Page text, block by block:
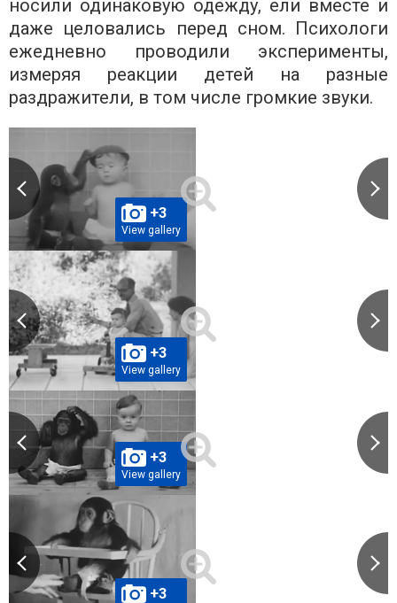
носили одинаковую одежду, ели вместе и
даже целовались перед сном. Психологи
ежедневно проводили эксперименты,
измеряя реакции детей на разные
раздражители, в том числе громкие звуки.
+3
View gallery
+3
View gallery
+3
View gallery
+3